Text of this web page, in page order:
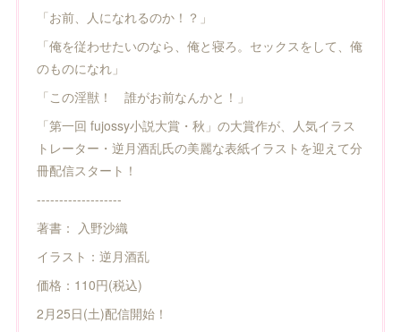
「お前、人になれるのか！？」
「俺を従わせたいのなら、俺と寝ろ。セックスをして、俺
のものになれ」
「この淫獣！ 誰がお前なんかと！」
「第一回 fujossy小説大賞・秋」の大賞作が、人気イラス
トレーター・逆月酒乱氏の美麗な表紙イラストを迎えて分
冊配信スタート！
-------------------
著書： 入野沙織
イラスト：逆月酒乱
価格：110円(税込)
2月25日(土)配信開始！